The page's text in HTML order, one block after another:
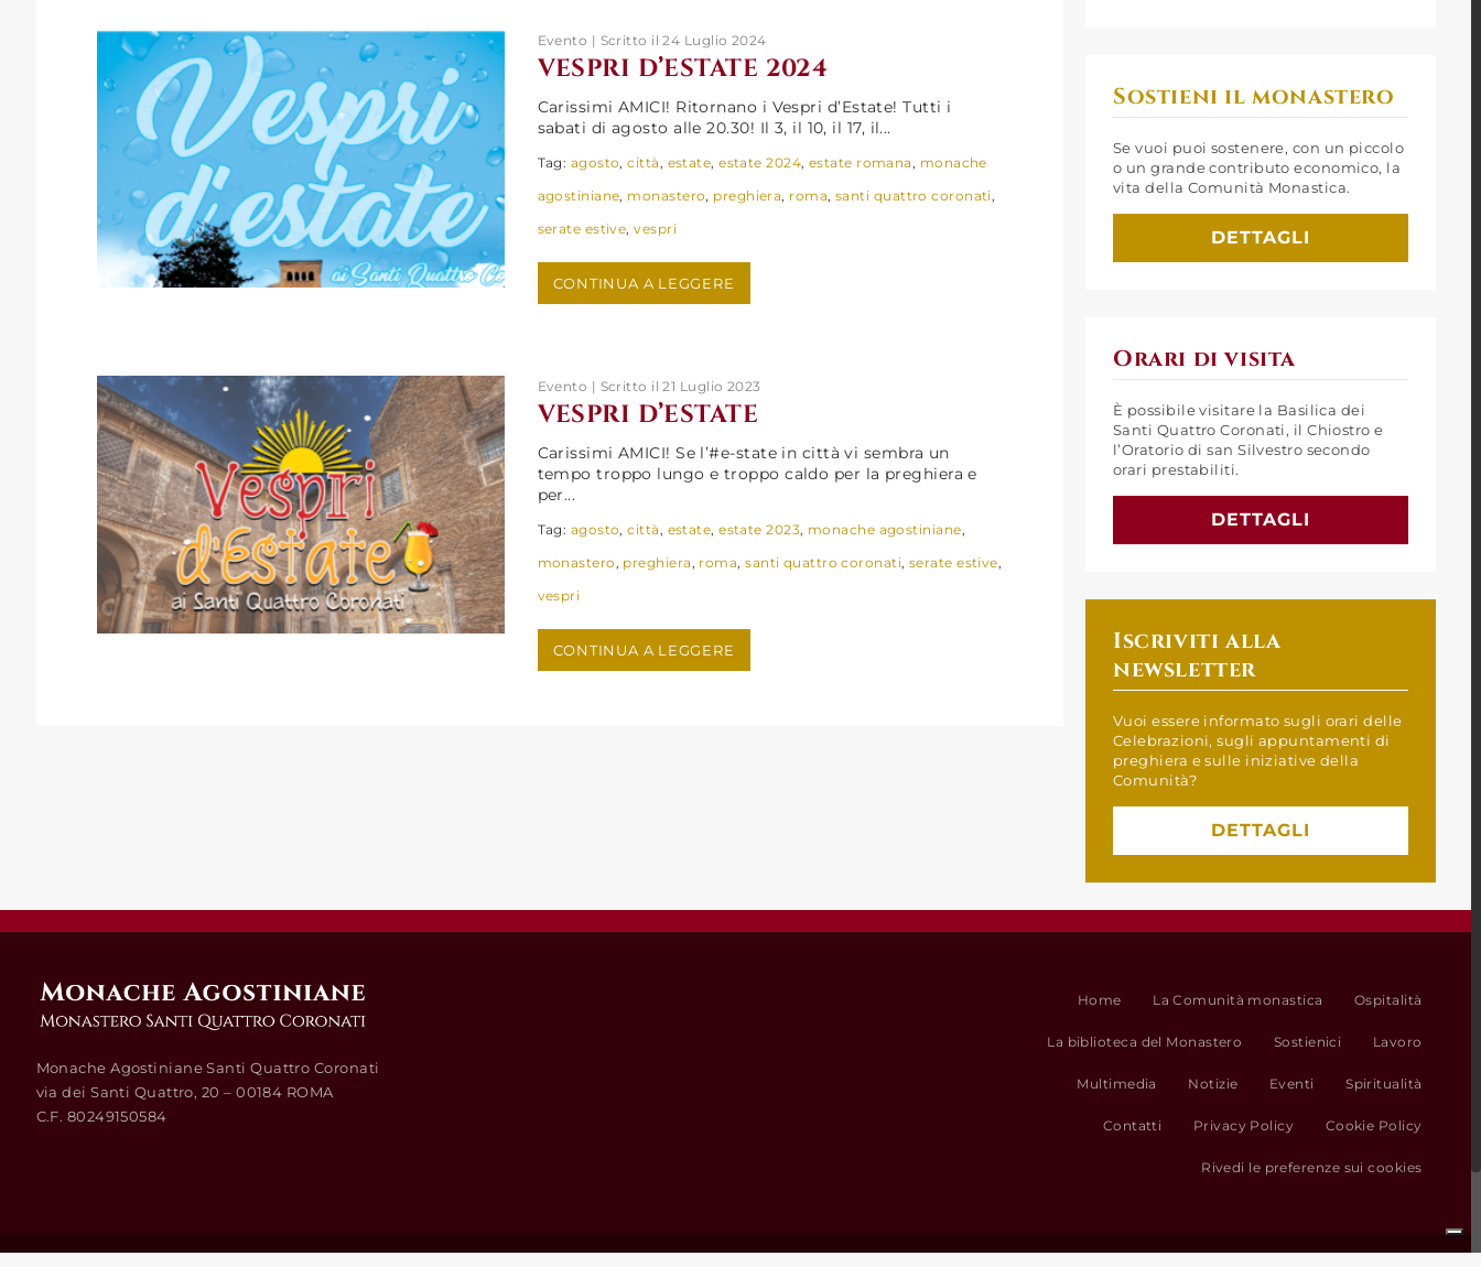
VESPRI D’ESTATE 2026
VESPRI D’ESTATE 2024
Evento | Scritto il 24 Luglio 2024
VESPRI D’ESTATE 2024
Carissimi AMICI! Ritornano i Vespri d’Estate! Tutti i
sabati di agosto alle 20.30! Il 3, il 10, il 17, il...
Tag: agosto,città, estate,estate 2024, estate romana, monache
agostiniane, monastero, preghiera, roma,santi quattro coronati,
serate estive,vespri
CONTINUA A LEGGERE
Evento | Scritto il 21 Luglio 2023
VESPRI D’ESTATE
Carissimi AMICI! Se l’#e-state in città vi sembra un
tempo troppo lungo e troppo caldo per la preghiera e
per...
Tag: agosto,città, estate,estate 2023, monache agostiniane,
monastero, preghiera, roma,santi quattro coronati, serate estive,
vespri
CONTINUA A LEGGERE
Sostieni il monastero
Se vuoi puoi sostenere, con un piccolo
o un grande contributo economico, la
vita della Comunità Monastica.
DETTAGLI
Orari di visita
È possibile visitare la Basilica dei
Santi Quattro Coronati, il Chiostro e
l’Oratorio di san Silvestro secondo
orari prestabiliti.
DETTAGLI
Iscriviti alla
newsletter
Vuoi essere informato sugli orari delle
Celebrazioni, sugli appuntamenti di
preghiera e sulle iniziative della
Comunità?
DETTAGLI
Monache Agostiniane Santi Quattro Coronati
via dei Santi Quattro, 20 – 00184 ROMA
C.F. 80249150584
Home La Comunità monastica Ospitalità
La biblioteca del Monastero Sostienici Lavoro
Multimedia Notizie Eventi Spiritualità
Contatti Privacy Policy Cookie Policy
Rivedi le preferenze sui cookies